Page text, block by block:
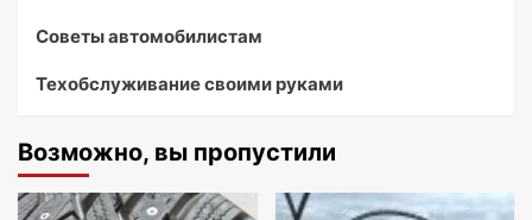
Советы автомобилистам
Техобслуживание своими руками
Возможно, вы пропустили